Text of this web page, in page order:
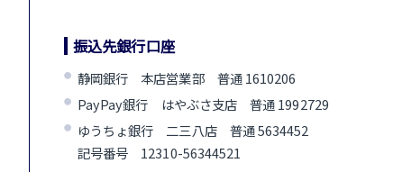
振込先銀行口座
静岡銀行 本店営業部 普通 1610206
PayPay銀行 はやぶさ支店 普通 1992729
ゆうちょ銀行 二三八店 普通 5634452
記号番号 12310-56344521